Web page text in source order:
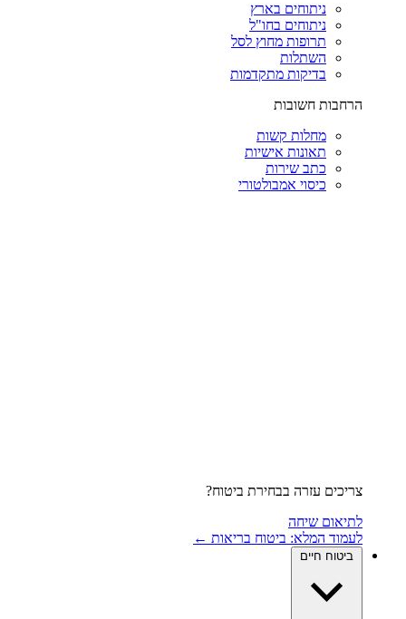
ניתוחים בארץ
ניתוחים בחו"ל
תרופות מחוץ לסל
השתלות
בדיקות מתקדמות
הרחבות חשובות
מחלות קשות
תאונות אישיות
כתב שירות
כיסוי אמבולטורי
צריכים עזרה בבחירת ביטוח?
לתיאום שיחה
לעמוד המלא: ביטוח בריאות ←
ביטוח חיים